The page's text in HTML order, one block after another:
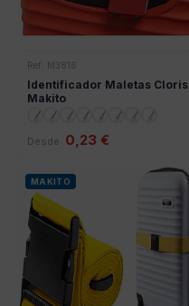
Ref: M3816
Identificador Maletas Cloris
Makito
Desde 0,23 €
MAKITO